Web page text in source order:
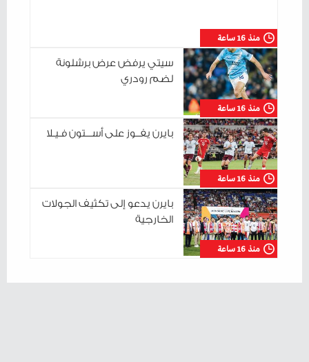
منذ 16 ساعة
منذ 16 ساعة
سيتي يرفض عرض برشلونة
لضم رودري
منذ 16 ساعة
بايرن يفــوز على أســـتون فـيـلا
منذ 16 ساعة
بايرن يدعو إلى تكثيف الجولات
الخارجية